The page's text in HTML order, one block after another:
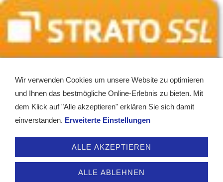
Service - Kontakt Impressum AGB
Widerrufsrecht
Datenschutz
Partner
Hilfe
Vertrag widerrufen
Wir verwenden Cookies um unsere Website zu optimieren
und Ihnen das bestmögliche Online-Erlebnis zu bieten. Mit
dem Klick auf "Alle akzeptieren" erklären Sie sich damit
einverstanden. Erweiterte Einstellungen
ALLE AKZEPTIEREN
ALLE ABLEHNEN